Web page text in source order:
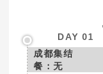
DAY 01
成都集结
餐：无